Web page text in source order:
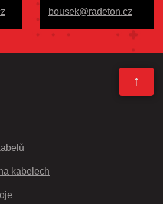
bousek@radeton.cz
↑
kabelech